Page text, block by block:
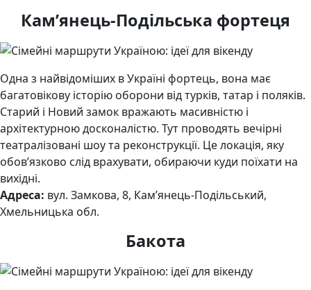
Кам’янець-Подільська фортеця
Одна з найвідоміших в Україні фортець, вона має
багатовікову історію оборони від турків, татар і поляків.
Старий і Новий замок вражають масивністю і
архітектурною досконалістю. Тут проводять вечірні
театралізовані шоу та реконструкції. Це локація, яку
обов’язково слід врахувати, обираючи куди поїхати на
вихідні.
Адреса: вул. Замкова, 8, Кам’янець-Подільський,
Хмельницька обл.
Бакота